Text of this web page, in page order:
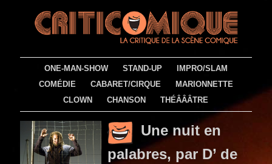
ONE-MAN-SHOW STAND-UP
IMPRO/SLAM
COMÉDIE
CABARET/CIRQUE
MARIONNETTE
CLOWN
CHANSON THÉÂÂÂTRE
Une nuit en
palabres, par D’ de